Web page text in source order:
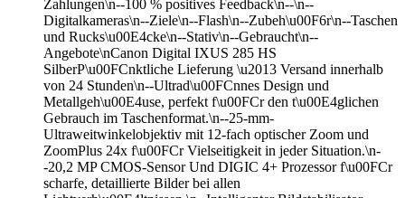
Zahlungen\n--100 % positives Feedback\n--\n--
Digitalkameras\n--Ziele\n--Flash\n--Zubeh\u00F6r\n--Taschen
und Rucks\u00E4cke\n--Stativ\n--Gebraucht\n--
Angebote\nCanon Digital IXUS 285 HS
SilberP\u00FCnktliche Lieferung \u2013 Versand innerhalb
von 24 Stunden\n--Ultrad\u00FCnnes Design und
Metallgeh\u00E4use, perfekt f\u00FCr den t\u00E4glichen
Gebrauch im Taschenformat.\n--25-mm-
Ultraweitwinkelobjektiv mit 12-fach optischer Zoom und
ZoomPlus 24x f\u00FCr Vielseitigkeit in jeder Situation.\n-
-20,2 MP CMOS-Sensor Und DIGIC 4+ Prozessor f\u00FCr
scharfe, detaillierte Bilder bei allen